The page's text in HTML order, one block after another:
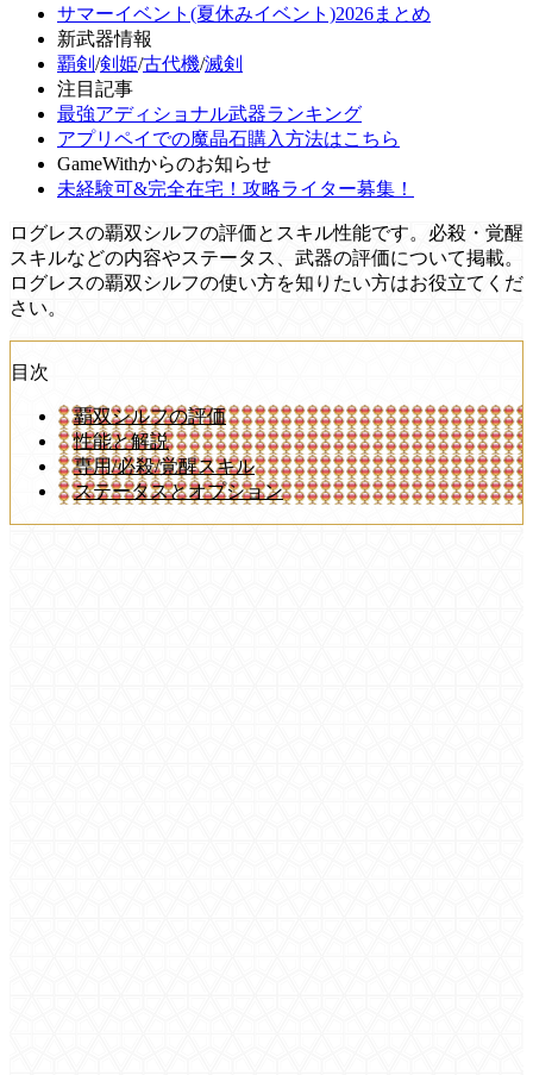
サマーイベント(夏休みイベント)2026まとめ
新武器情報
覇剣 /剣姫/古代機/滅剣
注目記事
最強アディショナル武器ランキング
アプリペイでの魔晶石購入方法はこちら
GameWithからのお知らせ
未経験可&完全在宅！攻略ライター募集！
ログレスの覇双シルフの評価とスキル性能です。必殺・覚醒
スキルなどの内容やステータス、武器の評価について掲載。
ログレスの覇双シルフの使い方を知りたい方はお役立てくだ
さい。
目次
覇双シルフの評価
性能と解説
専用/必殺/覚醒スキル
ステータスとオプション